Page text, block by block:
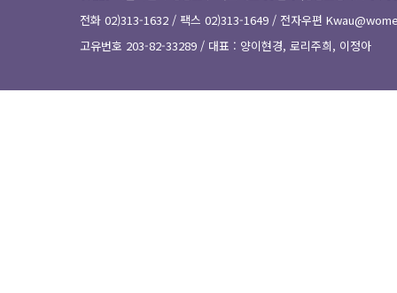
전화 02)313-1632 / 팩스 02)313-1649 / 전자우편
고유번호 203-82-33289 / 대표 : 양이현경, 로리주희, 이정아